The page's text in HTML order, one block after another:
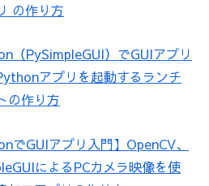
の作り方
（PySimpleGUI）でGUIアプリ
アプリを起動するランチ
の作り方
でGUIアプリ入門】OpenCV、
によるPCカメラ映像を使